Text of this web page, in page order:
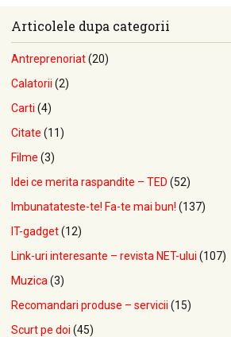
Articolele dupa categorii
Antreprenoriat(20)
Calatorii (2)
Carti (4)
Citate (11)
Filme (3)
Idei ce merita raspandite – TED (52)
Imbunatateste-te! Fa-te mai bun! (137)
IT-gadget(12)
Link-uri interesante – revista NET-ului (107)
Muzica (3)
Recomandari produse – servicii (15)
Scurt pe doi (45)